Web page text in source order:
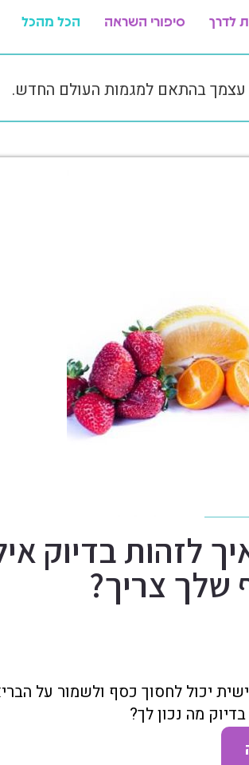
לדרך סיפורי השראה הכל מהכל
עצמך בהתאם למגמות העולם החדש.
לזהות בדיוק
שלך צריך?
יכול לחסוך כסף ולשמור על
מה נכון לך?